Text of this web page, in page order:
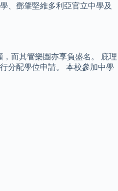
、鄧肇堅維多利亞官立中學及
而其管樂團亦享負盛名。 庇理
分配學位申請。 本校參加中學